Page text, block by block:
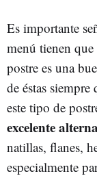
Es importante
menú tienen
postre es una
de éstas siempre
este tipo de
excelente
natillas, flanes,
especialmente